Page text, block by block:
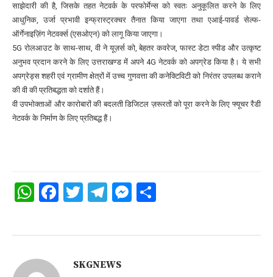
साझेदारी की है, जिसके तहत नेटवर्क के परफोर्मेन्स को स्वतः अनुकूलित करने के लिए
आधुनिक, उर्जा प्रभावी इन्फ्रास्ट्रक्चर तैनात किया जाएगा तथा एआई-पावर्ड सेल्फ-
ऑर्गेनाइज़िंग नेटवर्क्स (एसओएन) को लागू किया जाएगा।
5G रोलआउट के साथ-साथ, वी ने यूज़र्स को, बेहतर कवरेज, फास्ट डेटा स्पीड और उत्कृष्ट
अनुभव प्रदान करने के लिए उत्तराखण्ड में अपने 4G नेटवर्क को अपग्रेड किया है। ये सभी
अपग्रेड्स शहरी एवं ग्रामीण क्षेत्रों में उच्च गुणवत्ता की कनेक्टिविटी को निरंतर उपलब्ध कराने
की वी की प्रतिबद्धता को दर्शाते हैं।
वी उपभोक्ताओं और कारोबारों की बदलती डिजिटल ज़रूरतों को पूरा करने के लिए फ्यूचर रैडी
नेटवर्क के निर्माण के लिए प्रतिबद्ध हैं।
WhatsApp
Facebook
Twitter
Telegram
Messenger
SKGNEWS